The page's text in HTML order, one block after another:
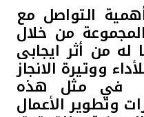
التواصل مع
من خلال
له من أثر ايجابى
ووتيرة الانجاز
في مثل هذه
وتطوير الأعمال